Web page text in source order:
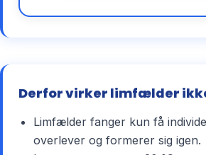
Derfor virker limfælder
Limfælder fanger kun få
overlever og formerer sig igen.